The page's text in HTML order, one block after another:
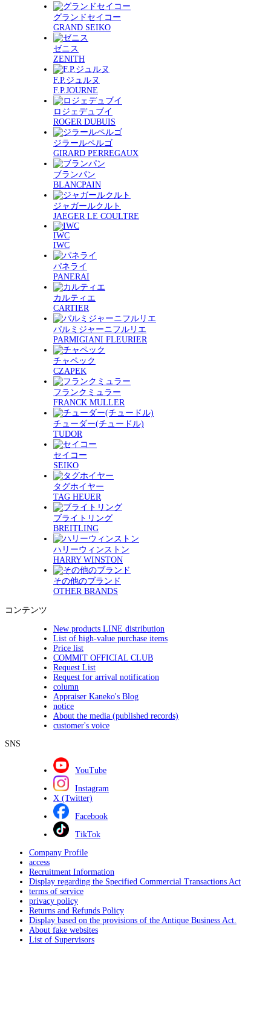
グランドセイコー
GRAND SEIKO
ゼニス
ZENITH
F.P.ジュルヌ
F.P.JOURNE
ロジェデュブイ
ROGER DUBUIS
ジラールペルゴ
GIRARD PERREGAUX
ブランパン
BLANCPAIN
ジャガールクルト
JAEGER LE COULTRE
IWC
IWC
パネライ
PANERAI
カルティエ
CARTIER
パルミジャーニフルリエ
PARMIGIANI FLEURIER
チャペック
CZAPEK
フランクミュラー
FRANCK MULLER
チューダー(チュードル)
TUDOR
セイコー
SEIKO
タグホイヤー
TAG HEUER
ブライトリング
BREITLING
ハリーウィンストン
HARRY WINSTON
その他のブランド
OTHER BRANDS
コンテンツ
New products LINE distribution
List of high-value purchase items
Price list
COMMIT OFFICIAL CLUB
Request List
Request for arrival notification
column
Appraiser Kaneko's Blog
notice
About the media (published records)
customer's voice
SNS
YouTube
Instagram
X (Twitter)
Facebook
TikTok
Company Profile
access
Recruitment Information
Display regarding the Specified Commercial Transactions Act
terms of service
privacy policy
Returns and Refunds Policy
Display based on the provisions of the Antique Business Act.
About fake websites
List of Supervisors